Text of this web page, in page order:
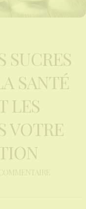
SUCRES
SANTÉ
LES
VOTRE